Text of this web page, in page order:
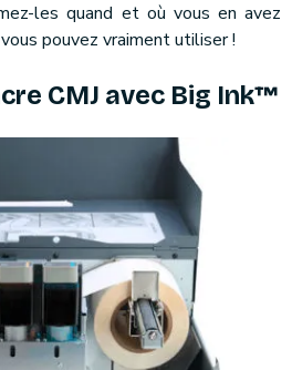
les quand et où vous en avez
pouvez vraiment utiliser !
CMJ avec Big Ink™